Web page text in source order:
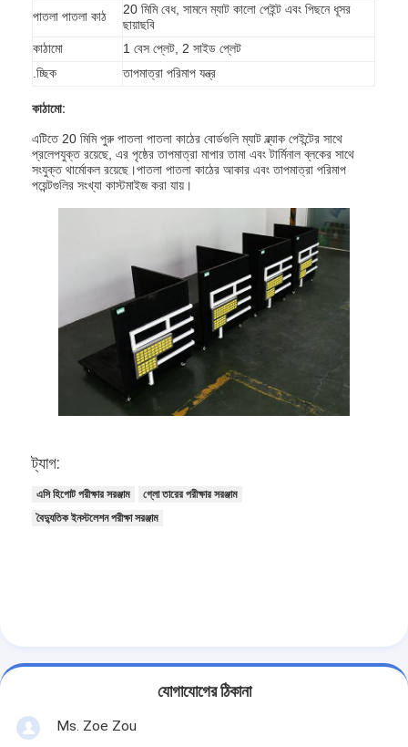
বাড়ি
পণ্য
ভিডিও
পাতলা পাতলা কাঠ
20 মিমি বেধ, সামনে ম্যাট কালো পেইন্ট এবং পিছনে ধূসর
ছায়াছবি
কাঠামো
1 বেস প্লেট, 2 সাইড প্লেট
.চ্ছিক
তাপমাত্রা পরিমাপ যন্ত্র
কাঠামো:
এটিতে 20 মিমি পুরু পাতলা পাতলা কাঠের বোর্ডগুলি ম্যাট ব্ল্যাক পেইন্টের সাথে
প্রলেপযুক্ত রয়েছে, এর পৃষ্ঠের তাপমাত্রা মাপার তামা এবং টার্মিনাল ব্লকের সাথে
সংযুক্ত থার্মোকল রয়েছে।পাতলা পাতলা কাঠের আকার এবং তাপমাত্রা পরিমাপ
পয়েন্টগুলির সংখ্যা কাস্টমাইজ করা যায়।
ট্যাগ:
এসি হিপোট পরীক্ষার সরঞ্জাম
গ্লো তারের পরীক্ষার সরঞ্জাম
বৈদ্যুতিক ইনস্টলেশন পরীক্ষা সরঞ্জাম
যোগাযোগের ঠিকানা
Ms. Zoe Zou